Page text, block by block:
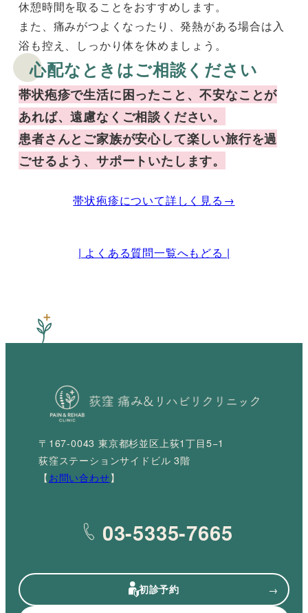
休憩時間を取ることをおすすめします。
また、痛みがつよくなったり、発熱がある場合は入
浴も控え、しっかり体を休めましょう。
心配なときはご相談ください
帯状疱疹で生活に困ったこと、不安なことが
あれば、遠慮なくご相談ください。
患者さんとご家族が安心して楽しい旅行を過
ごせるよう、サポートいたします。
帯状疱疹について詳しく見る→
| よくある質問一覧へもどる |
〒167-0043 東京都杉並区上荻1丁目5−1
荻窪ステーションサイドビル 3階
【 お問い合わせ】
03-5335-7665
初診予約